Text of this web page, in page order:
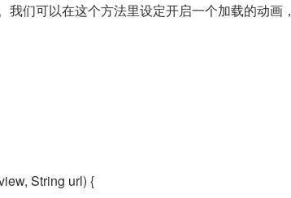
们可以在这个方法里设定开启一个加载的动画，
String url) {